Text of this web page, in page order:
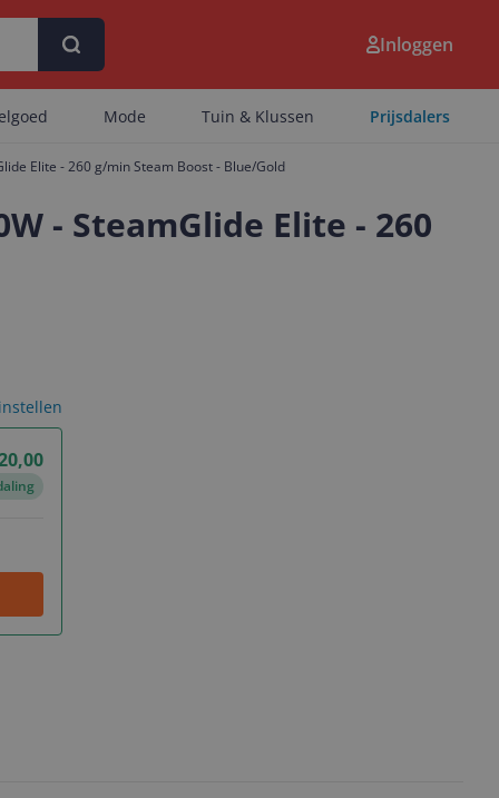
Inloggen
Mode Tuin & Klussen Prijsdalers
Elite - 260 g/min Steam Boost - Blue/Gold
- SteamGlide Elite - 260